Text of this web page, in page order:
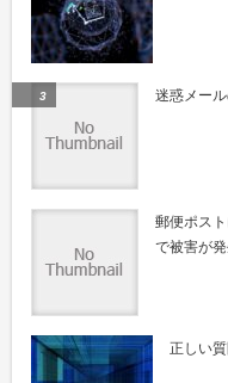
迷惑メー
郵便ポス
で被害が
正しい